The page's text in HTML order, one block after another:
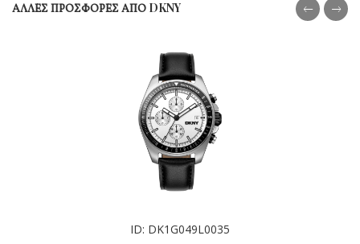
ΑΛΛΕΣ ΠΡΟΣΦΟΡΕΣ ΑΠΟ DKNY
ID: DK1G049L0035